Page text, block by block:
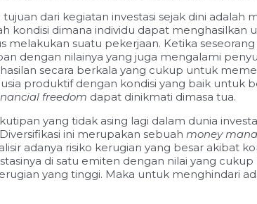
dari kegiatan investasi sejak dini
kondisi dimana individu dapat menghasilkan
melakukan suatu pekerjaan. Ketika
dengan nilainya yang juga mengalami
secara berkala yang cukup untuk
produktif dengan kondisi yang baik
freedom dapat dinikmati dimasa tua.
yang tidak asing lagi dalam dunia
ini merupakan sebuah money
adanya risiko kerugian yang besar akibat
di satu emiten dengan nilai yang
yang tinggi. Maka untuk menghindari